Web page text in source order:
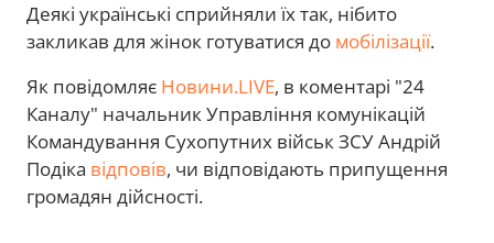
Деякі українські сприйняли їх так, нібито
закликав для жінок готуватися до мобілізації.
Як повідомляє Новини.LIVE, в коментарі "24
Каналу" начальник Управління комунікацій
Командування Сухопутних військ ЗСУ Андрій
Подіка відповів, чи відповідають припущення
громадян дійсності.